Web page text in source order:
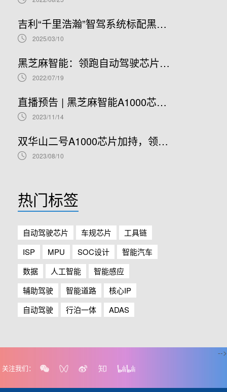
吉利“千里浩瀚”智驾系统标配黑芝麻智能华山A1000芯片，加速智驾平权时代到来
2025/03/10
黑芝麻智能：领跑自动驾驶芯片赛道，开启港股IPO新篇章
2022/07/19
直播预告 | 黑芝麻智能A1000芯片基础软件开发在线研讨会
2023/11/14
双华山二号A1000芯片加持，领克08正式开售！
2023/08/10
热门标签
自动驾驶芯片 车规芯片
工具链
ISP
MPU SOC设计
智能汽车
数据
人工智能
智能感应
辅助驾驶
智能道路
核心IP
自动驾驶
行泊一体 ADAS
关注我们：
-->